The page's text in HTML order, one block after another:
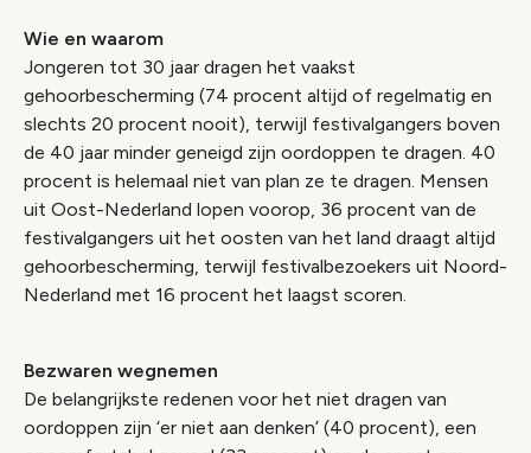
Wie en waarom
Jongeren tot 30 jaar dragen het vaakst
gehoorbescherming (74 procent altijd of regelmatig en
slechts 20 procent nooit), terwijl festivalgangers boven
de 40 jaar minder geneigd zijn oordoppen te dragen. 40
procent is helemaal niet van plan ze te dragen. Mensen
uit Oost-Nederland lopen voorop, 36 procent van de
festivalgangers uit het oosten van het land draagt altijd
gehoorbescherming, terwijl festivalbezoekers uit Noord-
Nederland met 16 procent het laagst scoren.
Bezwaren wegnemen
De belangrijkste redenen voor het niet dragen van
oordoppen zijn ‘er niet aan denken’ (40 procent), een